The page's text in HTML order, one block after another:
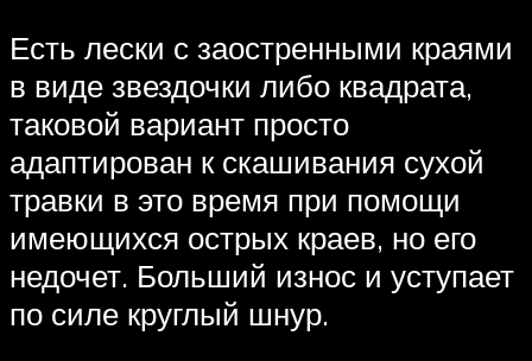
Есть лески с заостренными краями
в виде звездочки либо квадрата,
таковой вариант просто
адаптирован к скашивания сухой
травки в это время при помощи
имеющихся острых краев, но его
недочет. Больший износ и уступает
по силе круглый шнур.